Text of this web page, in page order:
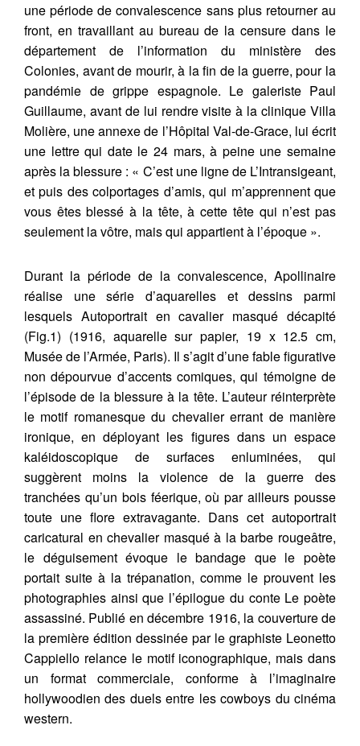
une période de convalescence sans plus retourner au
front, en travaillant au bureau de la censure dans le
département de l’information du ministère des
Colonies, avant de mourir, à la fin de la guerre, pour la
pandémie de grippe espagnole. Le galeriste Paul
Guillaume, avant de lui rendre visite à la clinique Villa
Molière, une annexe de l’Hôpital Val-de-Grace, lui écrit
une lettre qui date le 24 mars, à peine une semaine
après la blessure : « C’est une ligne de L’Intransigeant,
et puis des colportages d’amis, qui m’apprennent que
vous êtes blessé à la tête, à cette tête qui n’est pas
seulement la vôtre, mais qui appartient à l’époque ».
Durant la période de la convalescence, Apollinaire
réalise une série d’aquarelles et dessins parmi
lesquels Autoportrait en cavalier masqué décapité
(Fig.1) (1916, aquarelle sur papier, 19 x 12.5 cm,
Musée de l’Armée, Paris). Il s’agit d’une fable figurative
non dépourvue d’accents comiques, qui témoigne de
l’épisode de la blessure à la tête. L’auteur réinterprète
le motif romanesque du chevalier errant de manière
ironique, en déployant les figures dans un espace
kaléidoscopique de surfaces enluminées, qui
suggèrent moins la violence de la guerre des
tranchées qu’un bois féerique, où par ailleurs pousse
toute une flore extravagante. Dans cet autoportrait
caricatural en chevalier masqué à la barbe rougeâtre,
le déguisement évoque le bandage que le poète
portait suite à la trépanation, comme le prouvent les
photographies ainsi que l’épilogue du conte Le poète
assassiné. Publié en décembre 1916, la couverture de
la première édition dessinée par le graphiste Leonetto
Cappiello relance le motif iconographique, mais dans
un format commerciale, conforme à l’imaginaire
hollywoodien des duels entre les cowboys du cinéma
western.